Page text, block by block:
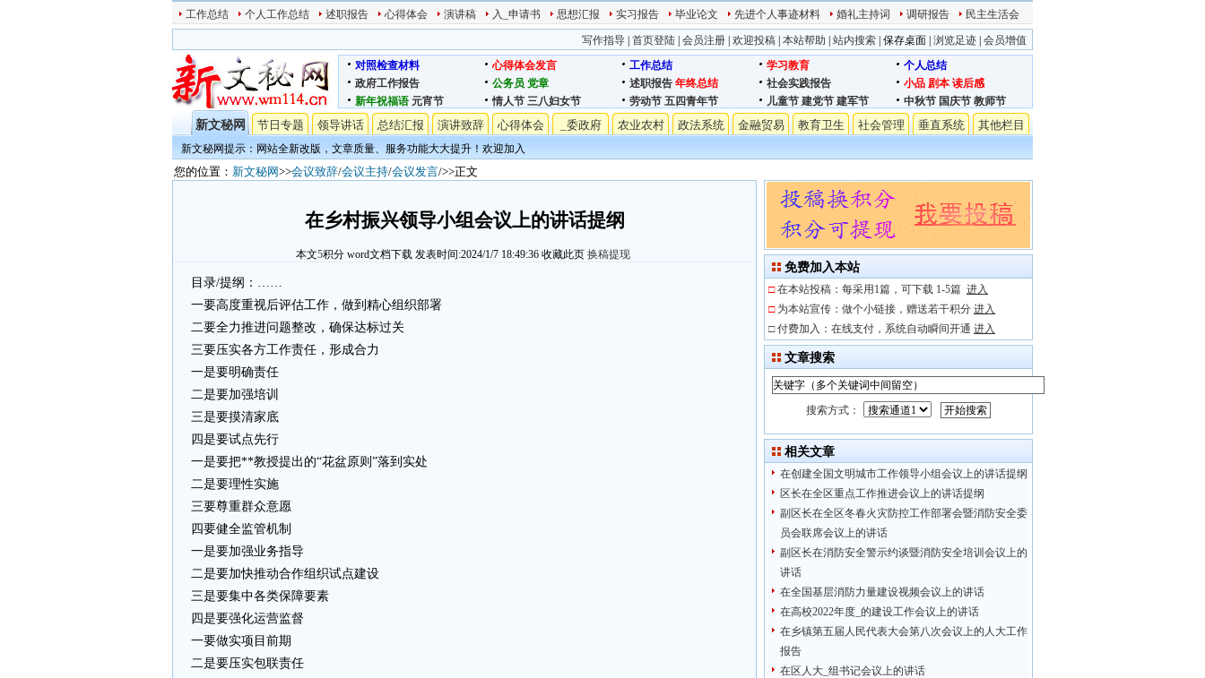
工作总结 个人工作总结 述职报告 心得体会 演讲稿 入_申请书 思想汇报 实习报告 毕业论文 先进个人事迹材料 婚礼主持词 调研报告 民主生活会
写作指导 首页登陆 会员注册 欢迎投稿 本站帮助 站内搜索 保存桌面 浏览足迹 会员增值
对照检查材料
心得体会发言 工作总结 学习教育
个人总结
政府工作报告
公务员 党章 述职报告 年终总结 社会实践报告 小品 剧本 读后感
新年祝福语 元宵节 情人节 三八妇女节 劳动节 五四青年节 儿童节 建党节 建军节 中秋节 国庆节 教师节
新文秘网 节日专题 领导讲话 总结汇报 演讲致辞 心得体会 _委政府 农业农村 政法系统 金融贸易 教育卫生 社会管理 垂直系统 其他栏目
新文秘网提示：网站全新改版，文章质量、服务功能大大提升！欢迎加入
您的位置： 新文秘网>>会议致辞/会议主持/会议发言/>>正文
在乡村振兴领导小组会议上的讲话提纲
本文5积分 word文档下载 发表时间:2024/1/7 18:49:36 收藏此页 换稿提现
目录/提纲：……
一要高度重视后评估工作，做到精心组织部署
二要全力推进问题整改，确保达标过关
三要压实各方工作责任，形成合力
一是要明确责任
二是要加强培训
三是要摸清家底
四是要试点先行
一是要把**教授提出的“花盆原则”落到实处
二是要理性实施
三要尊重群众意愿
四要健全监管机制
一是要加强业务指导
二是要加快推动合作组织试点建设
三是要集中各类保障要素
四是要强化运营监督
一要做实项目前期
二是要压实包联责任
免费加入本站
□ 在本站投稿：每采用1篇，可下载 1-5篇 进入
□ 为本站宣传：做个小链接，赠送若干积分 进入
□ 付费加入：在线支付，系统自动瞬间开通 进入
文章搜索
搜索方式：
相关文章
在创建全国文明城市工作领导小组会议上的讲话提纲
区长在全区重点工作推进会议上的讲话提纲
副区长在全区冬春火灾防控工作部署会暨消防安全委
员会联席会议上的讲话
副区长在消防安全警示约谈暨消防安全培训会议上的
讲话
在全国基层消防力量建设视频会议上的讲话
在高校2022年度_的建设工作会议上的讲话
在乡镇第五届人民代表大会第八次会议上的人大工作
报告
在区人大_组书记会议上的讲话